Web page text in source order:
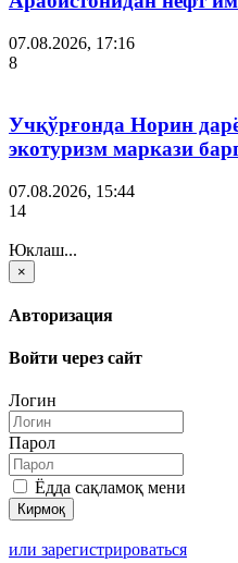
07.08.2026, 17:16
8
Учқўрғонда Норин
экотуризм маркази
07.08.2026, 15:44
14
Юклаш...
×
Авторизация
Войти через сайт
Логин
Парол
Ёдда сақламоқ мени
или зарегистрироваться